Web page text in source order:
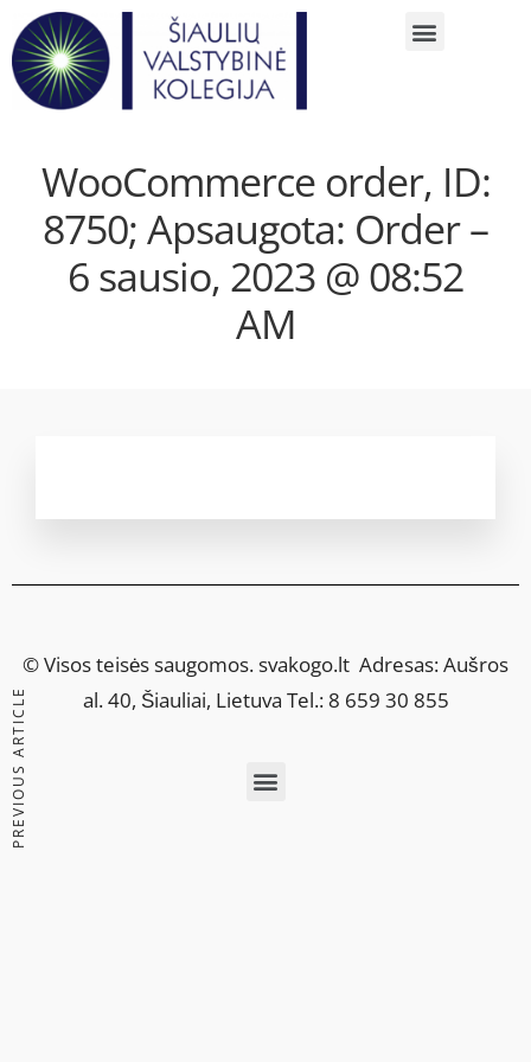
WooCommerce order, ID:
8750; Apsaugota: Order –
6 sausio, 2023 @ 08:52
AM
PREVIOUS ARTICLE
© Visos teisės saugomos.svakogo.lt Adresas: Aušros
al. 40, Šiauliai, Lietuva Tel.: 8 659 30 855